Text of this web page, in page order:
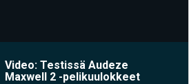
Video: Testissä Audeze
Maxwell 2 -pelikuulokkeet